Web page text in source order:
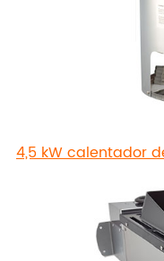
4,5 kW calentador